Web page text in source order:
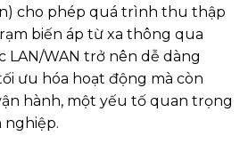
cho phép quá trình thu thập
biến áp từ xa thông qua
LAN/WAN trở nên dễ dàng
ưu hóa hoạt động mà còn
hành, một yếu tố quan trọng
nghiệp.